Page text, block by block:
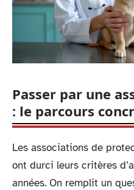
Passer par une
: le parcours
Les associations de
ont durci leurs critères
années. On remplit un